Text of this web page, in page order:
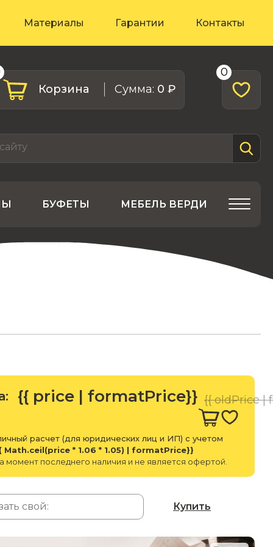
Материалы Гарантии Контакты
Корзина Cумма: 0 ₽
0
БУФЕТЫ МЕБЕЛЬ ВЕРДИ
{{ price | formatPrice}} {{ oldPrice |
расчет (для юридических лиц и ИП) с учетом
Math.ceil(price * 1.06 * 1.05) | formatPrice}}
момент последнего наличия и не является офертой.
Купить